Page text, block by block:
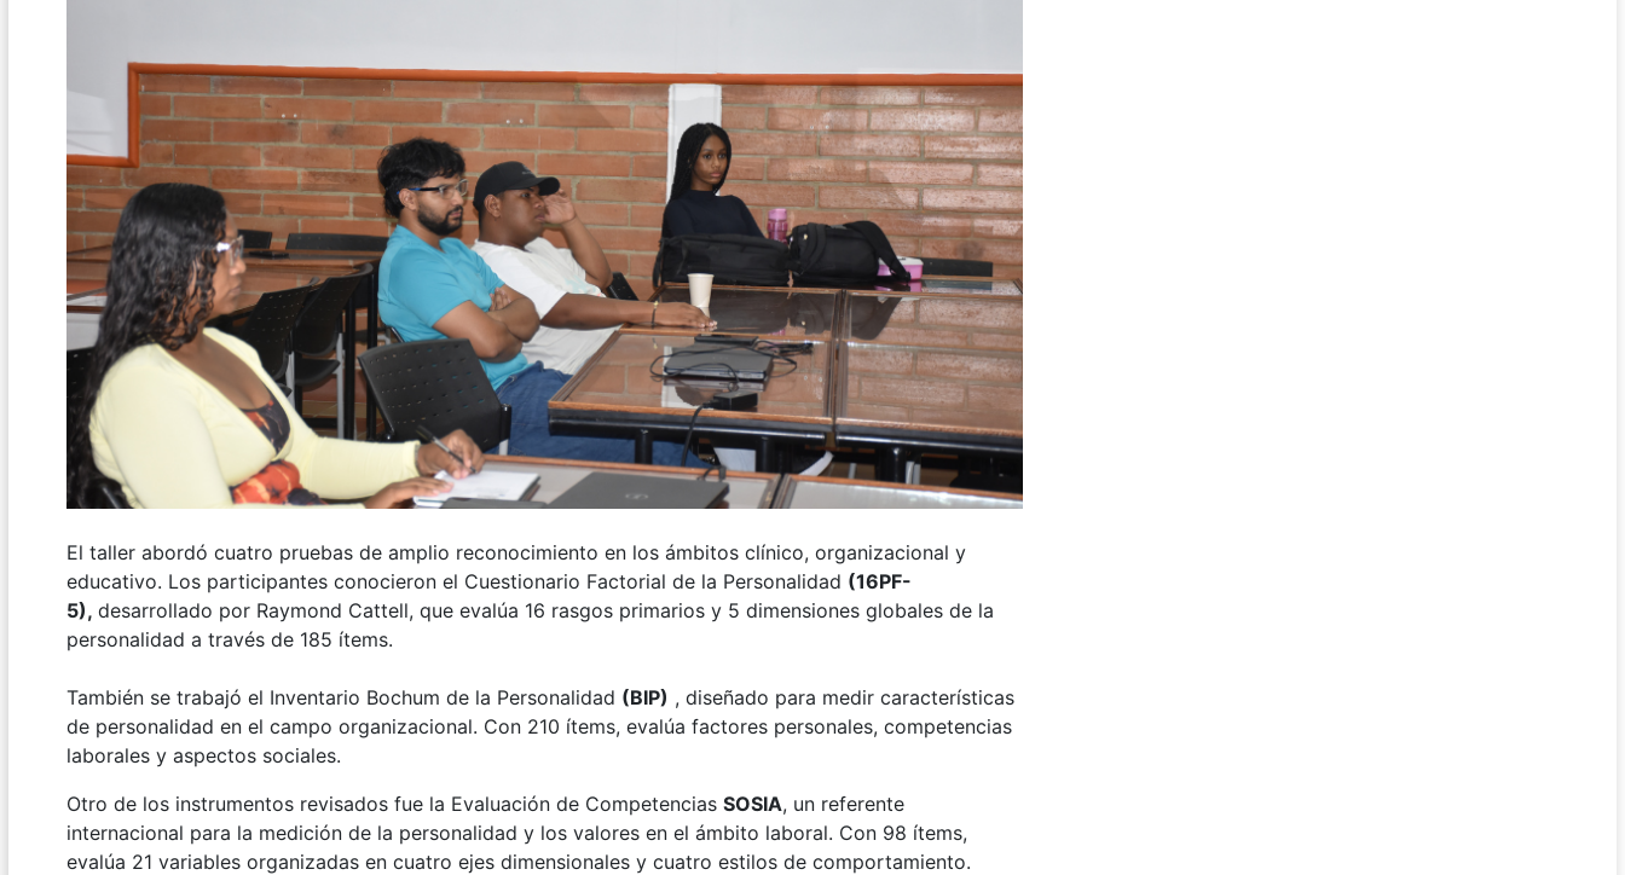
El taller abordó cuatro pruebas de amplio reconocimiento en los ámbitos clínico, organizacional y
educativo. Los participantes conocieron el Cuestionario Factorial de la Personalidad (16PF-
5), desarrollado por Raymond Cattell, que evalúa 16 rasgos primarios y 5 dimensiones globales de la
personalidad a través de 185 ítems.
También se trabajó el Inventario Bochum de la Personalidad (BIP) , diseñado para medir características
de personalidad en el campo organizacional. Con 210 ítems, evalúa factores personales, competencias
laborales y aspectos sociales.
Otro de los instrumentos revisados fue la Evaluación de Competencias SOSIA, un referente
internacional para la medición de la personalidad y los valores en el ámbito laboral. Con 98 ítems,
evalúa 21 variables organizadas en cuatro ejes dimensionales y cuatro estilos de comportamiento.